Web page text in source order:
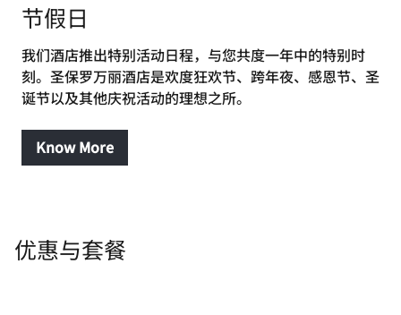
节假日
我们酒店推出特别活动日程，与您共度一年中的特别时
刻。圣保罗万丽酒店是欢度狂欢节、跨年夜、感恩节、圣
诞节以及其他庆祝活动的理想之所。
Know More
优惠与套餐